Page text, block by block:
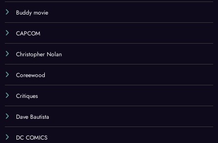
Buddy movie
CAPCOM
Christopher Nolan
Coreewood
Critiques
Dave Bautista
DC COMICS